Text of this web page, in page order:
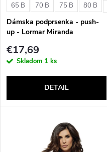
e
p
r
d
p
r
o
d
65 B 70 B 75 B 80 B
Dámska podprsenka - push-
up - Lormar Miranda
€17,69
Skladom 1 ks
DETAIL